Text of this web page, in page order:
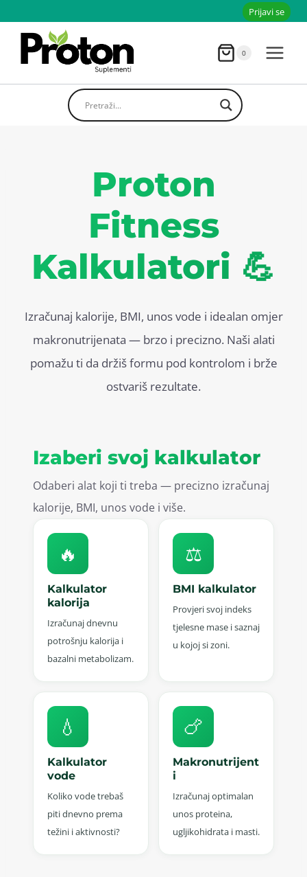
sadržaja
Prijavi se
0
Proton
Fitness
Kalkulatori 💪
Izračunaj kalorije, BMI, unos vode i idealan omjer
makronutrijenata — brzo i precizno. Naši alati
pomažu ti da držiš formu pod kontrolom i brže
ostvariš rezultate.
Izaberi svoj kalkulator
Odaberi alat koji ti treba — precizno izračunaj
kalorije, BMI, unos vode i više.
🔥
Kalkulator
kalorija
Izračunaj dnevnu
potrošnju kalorija i
bazalni metabolizam.
⚖️
BMI kalkulator
Provjeri svoj indeks
tjelesne mase i saznaj
u kojoj si zoni.
💧
Kalkulator
vode
Koliko vode trebaš
piti dnevno prema
težini i aktivnosti?
🍗
Makronutrijent
i
Izračunaj optimalan
unos proteina,
ugljikohidrata i masti.